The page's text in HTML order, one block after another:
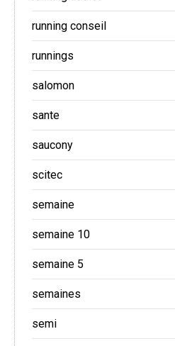
running conseil
runnings
salomon
sante
saucony
scitec
semaine
semaine 10
semaine 5
semaines
semi